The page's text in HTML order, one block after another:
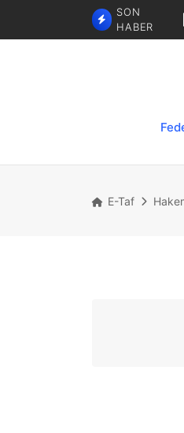
SON
HABER
E-Taf